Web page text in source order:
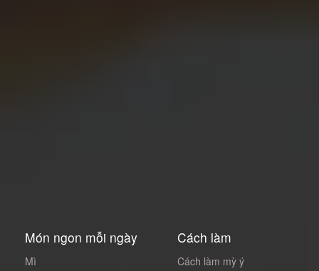
Món ngon mỗi ngày
Mì
Cách làm
Cách làm mỳ ý